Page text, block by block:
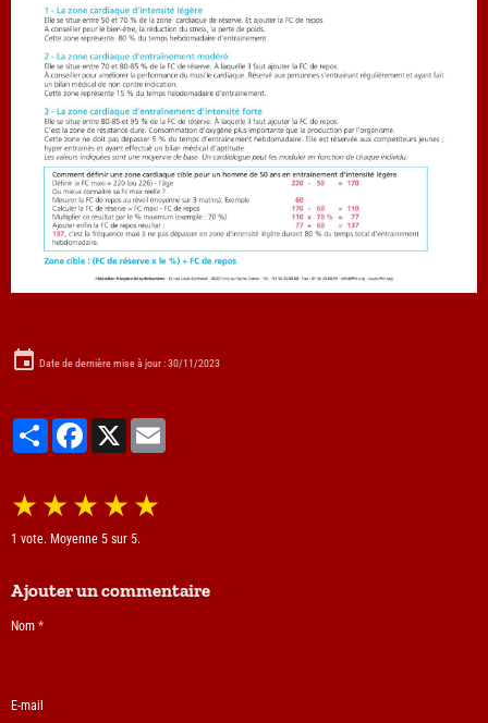
Date de dernière mise à jour : 30/11/2023
Partager Facebook
★ ★ ★ ★ ★
1 vote. Moyenne 5 sur 5.
Ajouter un commentaire
Nom
E-mail